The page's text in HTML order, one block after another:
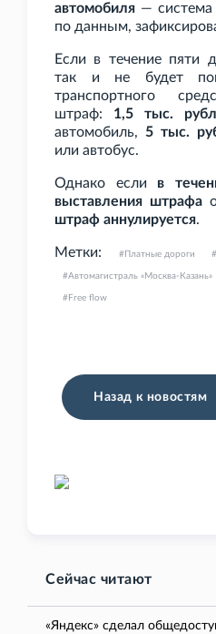
автомобиля — система
по данным,
Если в течение пяти
так и не будет
транспортного
штраф: 1,5 тыс.
автомобиль, 5 тыс.
или автобус.
Однако если в
выставления штрафа
штраф аннулируется.
Метки: Платные дороги
Автомагистраль «Москва-Казань»
Free flow
Назад к новостям
Сейчас читают
«Яндекс» сделал